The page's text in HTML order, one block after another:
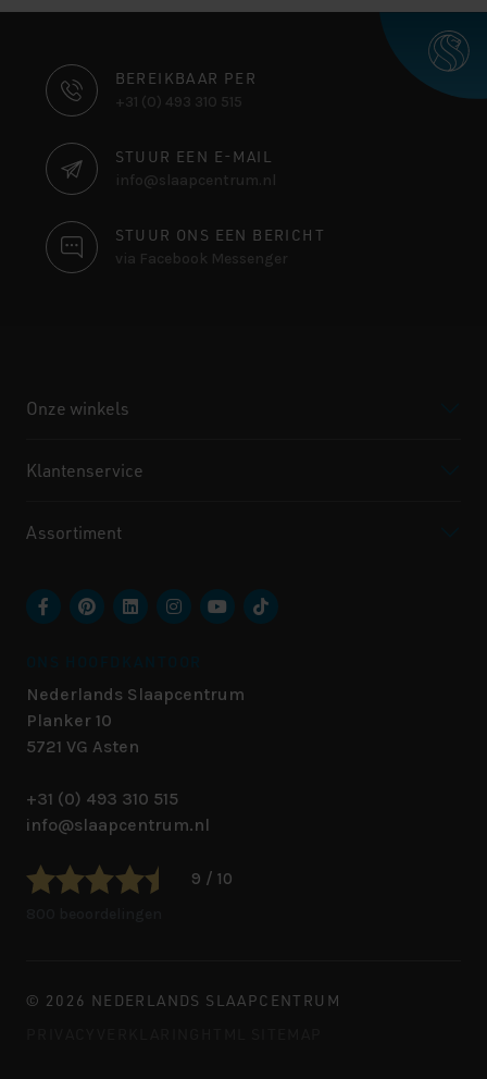
CONTACT
INFORMATIE
BEREIKBAAR PER
+31 (0) 493 310 515
STUUR EEN E-MAIL
info@slaapcentrum.nl
STUUR ONS EEN BERICHT
via Facebook Messenger
Onze winkels
Klantenservice
Assortiment
Nederlands Slaapcentrum
Planker 10
5721 VG Asten
+31 (0) 493 310 515
info@slaapcentrum.nl
9 / 10
© 2026 NEDERLANDS SLAAPCENTRUM